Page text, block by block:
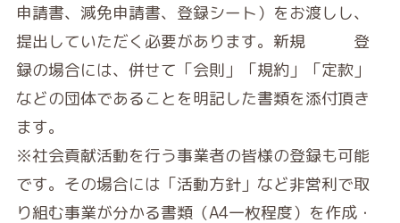
申請書、減免申請書、登録シート）をお渡しし、
提出していただく必要があります。新規 登
録の場合には、併せて「会則」「規約」「定款」
などの団体であることを明記した書類を添付頂き
ます。
※社会貢献活動を行う事業者の皆様の登録も可能
です。その場合には「活動方針」など非営利で取
り組む事業が分かる書類（A4一枚程度）を作成・